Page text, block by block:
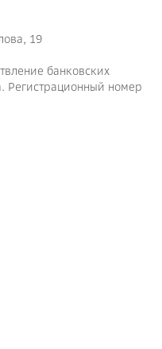
19
банковских
Регистрационный номер